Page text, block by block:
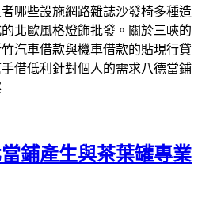
哪些設施網路雜誌沙發椅多種造
北歐風格燈飾批發。關於三峽的
汽車借款與機車借款的貼現行貸
借低利針對個人的需求八德當鋪
鋪產生與茶葉罐專業